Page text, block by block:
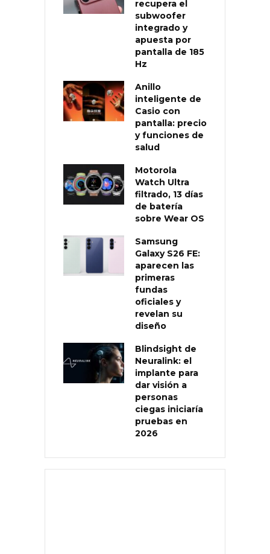
recupera el
subwoofer
integrado y
apuesta por
pantalla de 185
Hz
Anillo
inteligente de
Casio con
pantalla: precio
y funciones de
salud
Motorola
Watch Ultra
filtrado, 13 días
de batería
sobre Wear OS
Samsung
Galaxy S26 FE:
aparecen las
primeras
fundas
oficiales y
revelan su
diseño
Blindsight de
Neuralink: el
implante para
dar visión a
personas
ciegas iniciaría
pruebas en
2026